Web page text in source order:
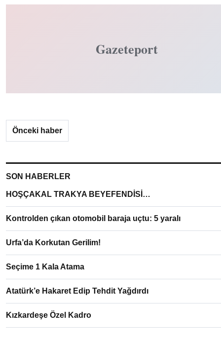
Gazeteport
Önceki haber
SON HABERLER
HOŞÇAKAL TRAKYA BEYEFENDİSİ…
Kontrolden çıkan otomobil baraja uçtu: 5 yaralı
Urfa’da Korkutan Gerilim!
Seçime 1 Kala Atama
Atatürk’e Hakaret Edip Tehdit Yağdırdı
Kızkardeşe Özel Kadro